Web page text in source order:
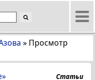
» Просмотр
Статьи